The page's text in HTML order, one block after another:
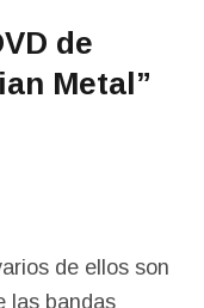
de
Metal”
de ellos son
las bandas